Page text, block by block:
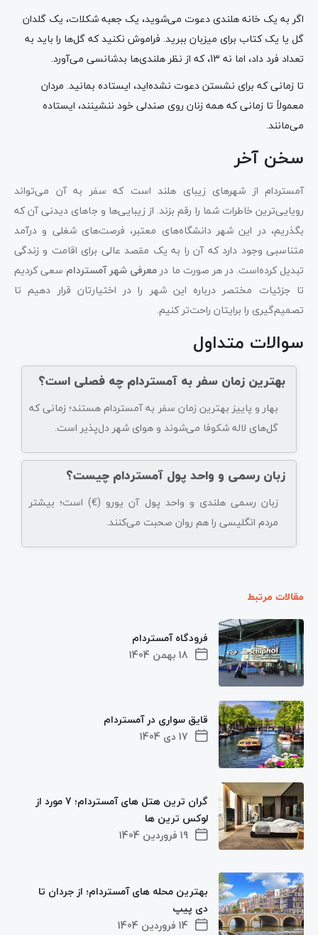
اگر به یک خانه هلندی دعوت می‌شوید، یک جعبه شکلات، یک گلدان
گل یا یک کتاب برای میزبان ببرید. فراموش نکنید که گل‌ها را باید به
تعداد فرد داد، اما نه 13، که از نظر هلندی‌ها بدشانسی می‌آورد.
تا زمانی که برای نشستن دعوت نشده‌اید، ایستاده بمانید. مردان
معمولاً تا زمانی که همه زنان روی صندلی خود ننشینند، ایستاده
می‌مانند.
سخن آخر
آمستردام از شهرهای زیبای هلند است که سفر به آن می‌تواند
رویایی‌ترین خاطرات شما را رقم بزند. از زیبایی‌ها و جاهای دیدنی آن که
بگذریم، در این شهر دانشگاه‌های معتبر، فرصت‌های شغلی و درآمد
متناسبی وجود دارد که آن را به یک مقصد عالی برای اقامت و زندگی
تبدیل کرده‌است. در هر صورت ما در معرفی شهر آمستردام سعی کردیم
تا جزئیات مختصر درباره این شهر را در اختیارتان قرار دهیم تا
تصمیم‌گیری را برایتان راحت‌تر کنیم.
سوالات متداول
بهترین زمان سفر به آمستردام چه فصلی است؟
بهار و پاییز بهترین زمان سفر به آمستردام هستند؛ زمانی که
گل‌های لاله شکوفا می‌شوند و هوای شهر دل‌پذیر است.
زبان رسمی و واحد پول آمستردام چیست؟
زبان رسمی هلندی و واحد پول آن یورو (€) است؛ بیشتر
مردم انگلیسی را هم روان صحبت می‌کنند.
مقالات مرتبط
18 بهمن 1404
فرودگاه آمستردام
17 دی 1404
قایق سواری در آمستردام
19 فروردین 1404
گران ترین هتل های آمستردام؛ 7 مورد از
لوکس ترین ها
14 فروردین 1404
بهترین محله های آمستردام؛ از جردان تا
دی پیپ